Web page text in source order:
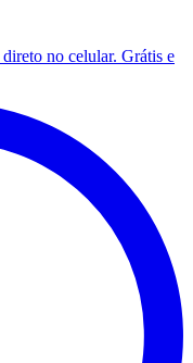
direto no celular. Grátis e